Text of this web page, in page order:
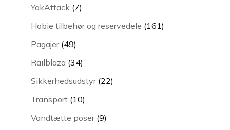
YakAttack 77
Hobie tilbehør og reservedele 161161
Pagajer 4949
varer
Railblaza 3434
varer
Sikkerhedsudstyr 2222
Transport 1010
varer
Vandtætte poser 99